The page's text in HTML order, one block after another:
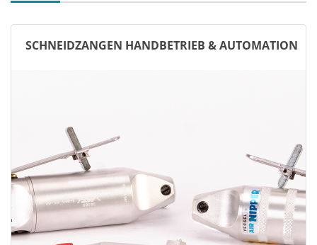
SCHNEIDZANGEN HANDBETRIEB & AUTOMATION